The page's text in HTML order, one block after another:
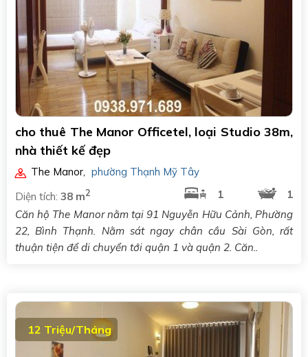
cho thuê The Manor Officetel, loại Studio 38m,
nhà thiết kế đẹp
The Manor
phường Thạnh Mỹ Tây
Diện tích: 38 m2 1
1
Căn hộ The Manor nằm tại 91 Nguyễn Hữu Cảnh, Phường
22, Bình Thạnh. Nằm sát ngay chân cầu Sài Gòn, rất
thuận tiện để di chuyển tới quận 1 và quận 2. Căn..
12 Triệu/Tháng